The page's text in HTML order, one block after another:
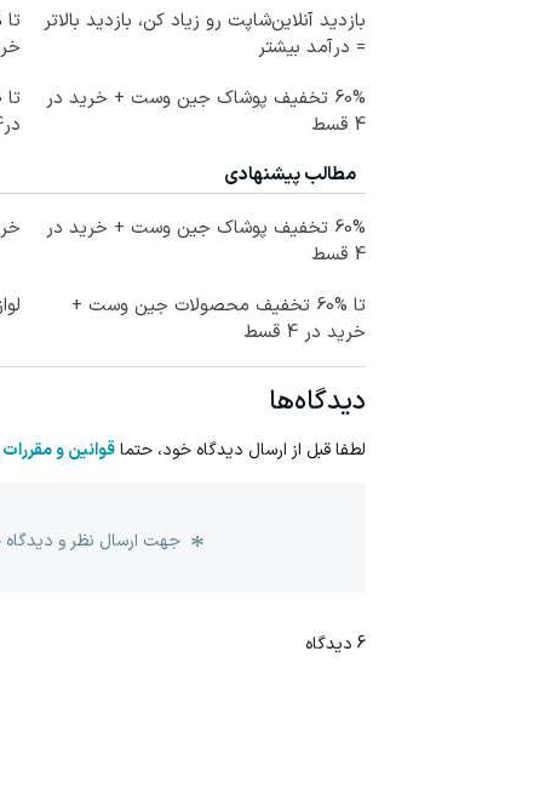
بازدید آنلاین‌شاپت رو زیاد کن، بازدید بالاتر
= درآمد بیشتر
60% تخفیف پوشاک جین وست + خرید در
4 قسط
در4 قسط
مطالب پیشنهادی
60% تخفیف پوشاک جین وست + خرید در
4 قسط
تا %60 تخفیف محصولات جین وست +
خرید در 4 قسط
دیدگاه‌ها
لطفا قبل از ارسال دیدگاه خود، حتماقوانین و مقررات
جهت ارسال نظر و
6 دیدگاه